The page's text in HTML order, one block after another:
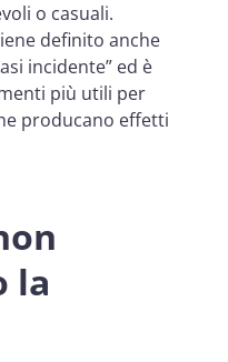
o casuali.
definito anche
incidente” ed è
più utili per
producano effetti
la